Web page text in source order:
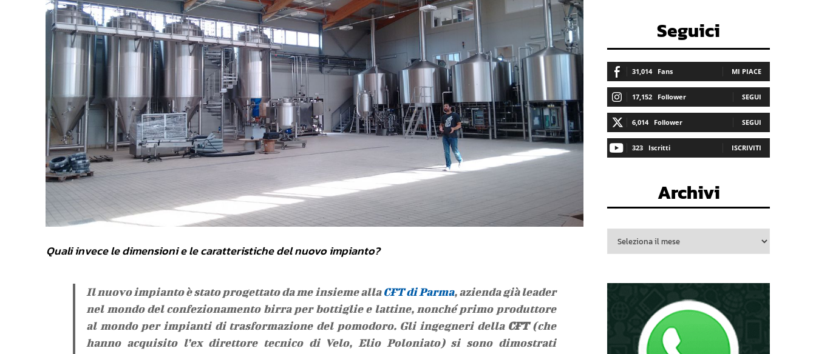
Quali invece le dimensioni e le caratteristiche del nuovo impianto?
Il nuovo impianto è stato progettato da me insieme allaCFT di Parma, azienda già leader
nel mondo del confezionamento birra per bottiglie e lattine, nonché primo produttore
al mondo per impianti di trasformazione del pomodoro. Gli ingegneri della CFT(che
hanno acquisito l’ex direttore tecnico di Velo, Elio Poloniato) si sono dimostrati
Seguici
31,014 Fans MI PIACE
17,152 Follower SEGUI
6,014 Follower SEGUI
323 Iscritti ISCRIVITI
Archivi